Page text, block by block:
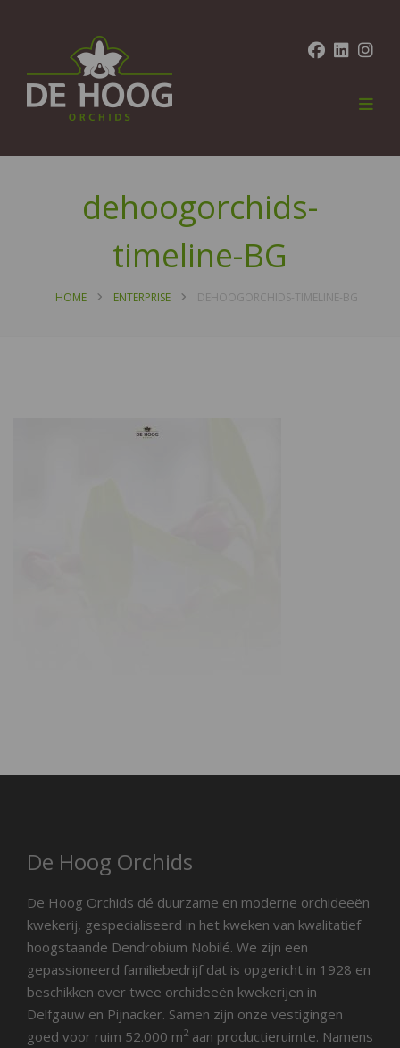
dehoogorchids-
timeline-BG
HOME ENTERPRISE DEHOOGORCHIDS-TIMELINE-BG
De Hoog Orchids
De Hoog Orchids dé duurzame en moderne orchideeën
kwekerij, gespecialiseerd in het kweken van kwalitatief
hoogstaande Dendrobium Nobilé. We zijn een
gepassioneerd familiebedrijf dat is opgericht in 1928 en
beschikken over twee orchideeën kwekerijen in
Delfgauw en Pijnacker. Samen zijn onze vestigingen
goed voor ruim 52.000 m2 aan productieruimte. Namens